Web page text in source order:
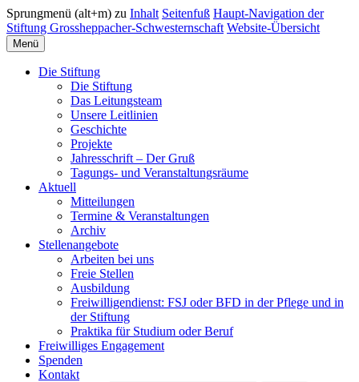
Sprungmenü (alt+m) zu Inhalt Seitenfuß Haupt-Navigation der
Stiftung Grossheppacher-Schwesternschaft Website-Übersicht
Menü
Die Stiftung
Die Stiftung
Das Leitungsteam
Unsere Leitlinien
Geschichte
Projekte
Jahresschrift – Der Gruß
Tagungs- und Veranstaltungsräume
Aktuell
Mitteilungen
Termine & Veranstaltungen
Archiv
Stellenangebote
Arbeiten bei uns
Freie Stellen
Ausbildung
Freiwilligendienst: FSJ oder BFD in der Pflege und in
der Stiftung
Praktika für Studium oder Beruf
Freiwilliges Engagement
Spenden
Kontakt